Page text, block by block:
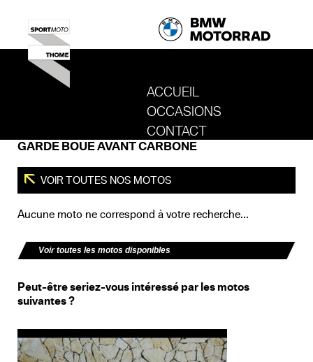
ACCUEIL
REVENIR AU SITE DE SPORT MOTO
OCCASIONS
CONTACT
GARDE BOUE AVANT CARBONE
VOIR TOUTES NOS MOTOS
Aucune moto ne correspond à votre recherche...
Voir toutes les motos disponibles
Peut-être seriez-vous intéressé par les motos
suivantes ?